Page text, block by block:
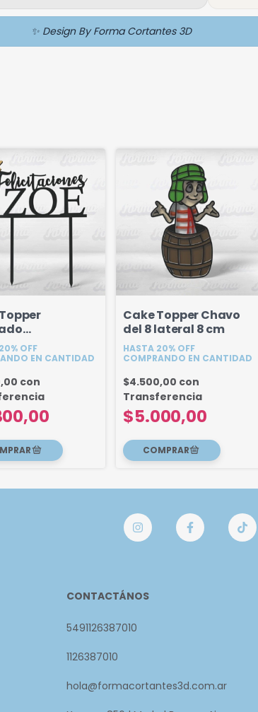
✨ Design By Forma Cortantes 3D
+
18 cm
OFF
EN CANTIDAD
con
Cake Topper Chavo
del 8 lateral 8 cm
HASTA 20% OFF
COMPRANDO EN CANTIDAD
$5.000,00
$4.500,00 con
Transferencia
CONTACTÁNOS
5491126387010
1126387010
hola@formacortantes3d.com.ar